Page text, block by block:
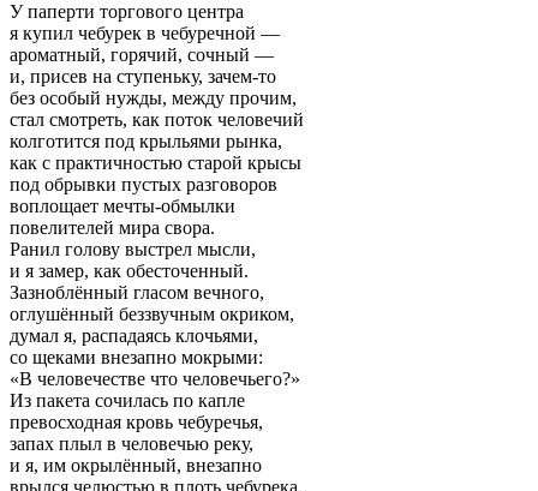
У паперти торгового центра
я купил чебурек в чебуречной —
ароматный, горячий, сочный —
и, присев на ступеньку, зачем-то
без особый нужды, между прочим,
стал смотреть, как поток человечий
колготится под крыльями рынка,
как с практичностью старой крысы
под обрывки пустых разговоров
воплощает мечты-обмылки
повелителей мира свора.
Ранил голову выстрел мысли,
и я замер, как обесточенный.
Зазноблённый гласом вечного,
оглушённый беззвучным окриком,
думал я, распадаясь клочьями,
со щеками внезапно мокрыми:
«В человечестве что человечьего?»
Из пакета сочилась по капле
превосходная кровь чебуречья,
запах плыл в человечью реку,
и я, им окрылённый, внезапно